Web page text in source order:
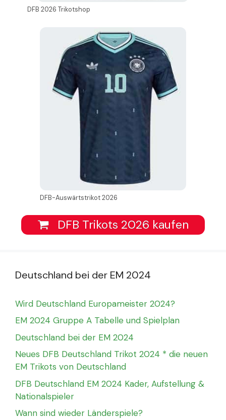
DFB 2026 Trikotshop
DFB-Auswärtstrikot 2026
DFB Trikots 2026 kaufen
Deutschland bei der EM 2024
Wird Deutschland Europameister 2024?
EM 2024 Gruppe A Tabelle und Spielplan
Deutschland bei der EM 2024
Neues DFB Deutschland Trikot 2024 * die neuen
EM Trikots von Deutschland
DFB Deutschland EM 2024 Kader, Aufstellung &
Nationalspieler
Wann sind wieder Länderspiele?